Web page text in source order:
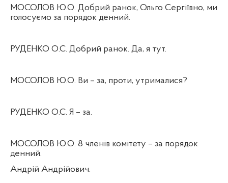
МОСОЛОВ Ю.О. Добрий ранок, Ольго Сергіївно, ми
голосуємо за порядок денний.
РУДЕНКО О.С. Добрий ранок. Да, я тут.
МОСОЛОВ Ю.О. Ви – за, проти, утрималися?
РУДЕНКО О.С. Я – за.
МОСОЛОВ Ю.О. 8 членів комітету – за порядок
денний.
Андрій Андрійович.